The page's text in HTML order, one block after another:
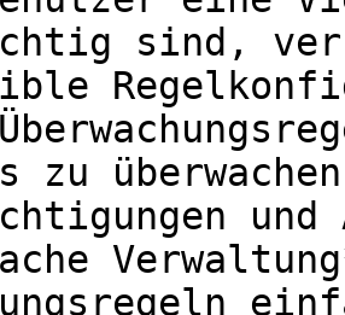
sind,
zu